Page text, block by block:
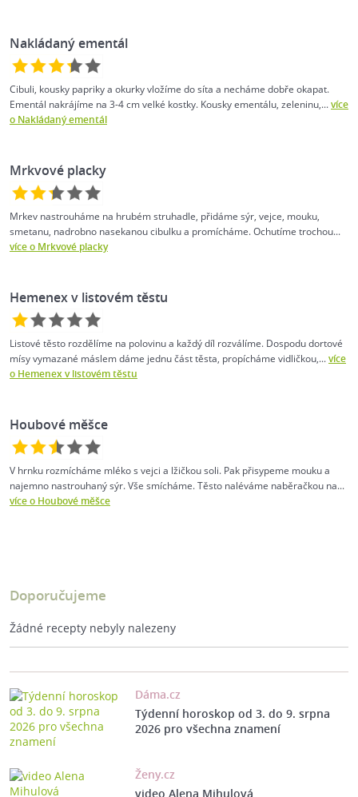
Nakládaný ementál
Cibuli, kousky papriky a okurky vložíme do síta a necháme dobře okapat.
Ementál nakrájíme na 3-4 cm velké kostky. Kousky ementálu, zeleninu,...více
o Nakládaný ementál
Mrkvové placky
Mrkev nastrouháme na hrubém struhadle, přidáme sýr, vejce, mouku,
smetanu, nadrobno nasekanou cibulku a promícháme. Ochutíme trochou...
více o Mrkvové placky
Hemenex v listovém těstu
Listové těsto rozdělíme na polovinu a každý díl rozválíme. Dospodu dortové
mísy vymazané máslem dáme jednu část těsta, propícháme vidličkou,...více
o Hemenex v listovém těstu
Houbové měšce
V hrnku rozmícháme mléko s vejci a lžičkou soli. Pak přisypeme mouku a
najemno nastrouhaný sýr. Vše smícháme. Těsto naléváme naběračkou na...
více o Houbové měšce
Doporučujeme
Žádné recepty nebyly nalezeny
Dáma.cz
Týdenní horoskop od 3. do 9. srpna
2026 pro všechna znamení
Ženy.cz
video Alena Mihulová